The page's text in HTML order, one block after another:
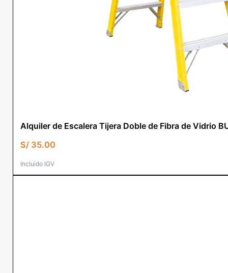
Alquiler de Escalera Tijera Doble de Fibra de Vidrio
S/35.00
Incluido IGV